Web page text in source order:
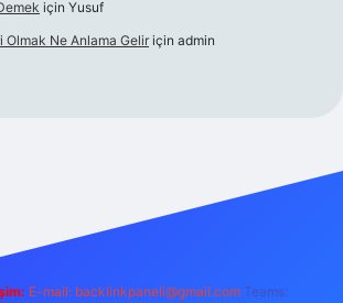
için Yusuf
Olmak Ne Anlama Gelir için admin
E-mail: backlinkpaneli@gmail.com Teams: